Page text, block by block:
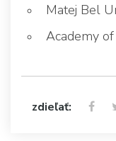
Matej Bel
Academy
zdieľať: